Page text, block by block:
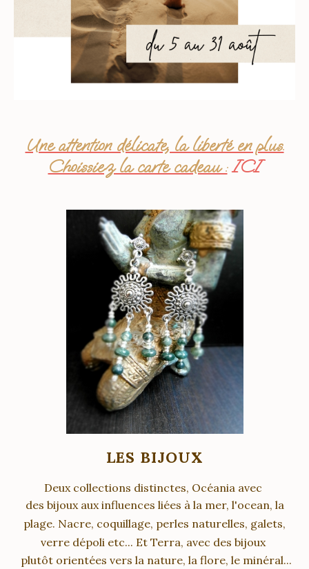
Une attention délicate, la liberté en plus.
Choissiez la carte cadeau : ICI
LES BIJOUX
Deux collections distinctes, Océania avec
des bijoux aux influences liées à la mer, l'ocean, la
plage. Nacre, coquillage, perles naturelles, galets,
verre dépoli etc... Et Terra, avec des bijoux
plutôt orientées vers la nature, la flore, le minéral...